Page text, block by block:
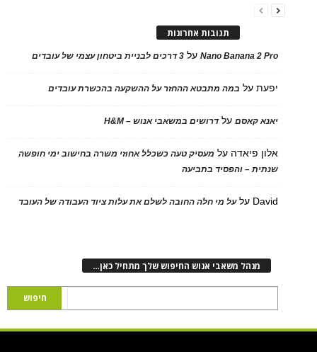
תגובות אחרונות
Nano Banana 2 Proעל 3 דרכים לבניית ביטחון עצמי של עובדים
יפעתעל במה מתבטא ההחזר על ההשקעה בהכשרת עובדים
יאנא קאסםעלדרושים במשאבי אנוש – H&M
אלון פיאדה על מעסיק טעה כשכלל אחוזי משרה בחישוב ימי חופשה
שנתית – והפסיד בתביעה
David עלעל מי חלה החובה לשלם את עלות ציוד העבודה של העובד
מנהל משאבי אנוש החיפוש שלך מתחיל כאן…